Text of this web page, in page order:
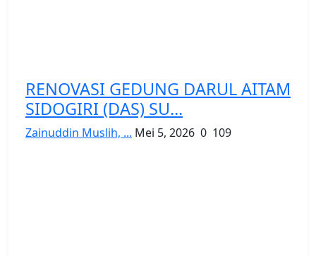
RENOVASI GEDUNG DARUL AITAM
SIDOGIRI (DAS) SU...
Zainuddin Muslih, ... Mei 5, 2026 0 109